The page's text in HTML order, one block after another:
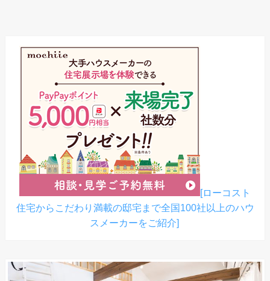
[ローコスト
住宅からこだわり満載の邸宅まで全国100社以上のハウ
スメーカーをご紹介]